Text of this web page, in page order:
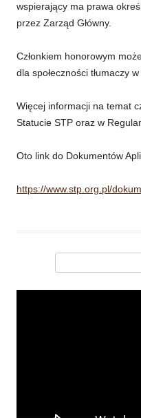
wspierający ma prawa
przez Zarząd Główny.
Członkiem honorowym
dla społeczności tłumaczy
Więcej informacji na temat
Statucie STP oraz w
Oto link do Dokumentów
https://www.stp.org.pl/